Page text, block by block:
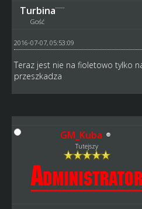
Turbina
Gość
2016-07-07, 05:53:09
Teraz jest nie na fioletowo tylko
przeszkadza
GM_Kuba
Tutejszy